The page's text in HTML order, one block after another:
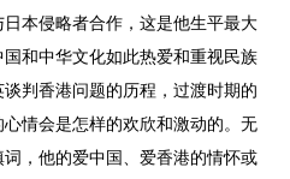
本侵略者合作，这是他生平最大
和中华文化如此热爱和重视民族
判香港问题的历程，过渡时期的
情会是怎样的欢欣和激动的。无
，他的爱中国、爱香港的情怀或